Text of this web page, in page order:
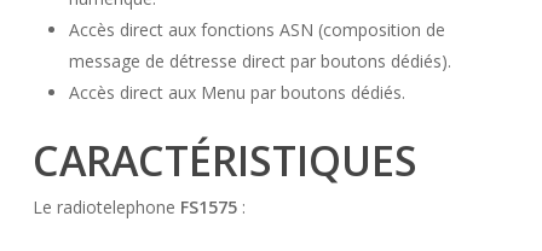
Accès direct aux fonctions ASN (composition de
message de détresse direct par boutons dédiés).
Accès direct aux Menu par boutons dédiés.
CARACTÉRISTIQUES
Le radiotelephone FS1575: